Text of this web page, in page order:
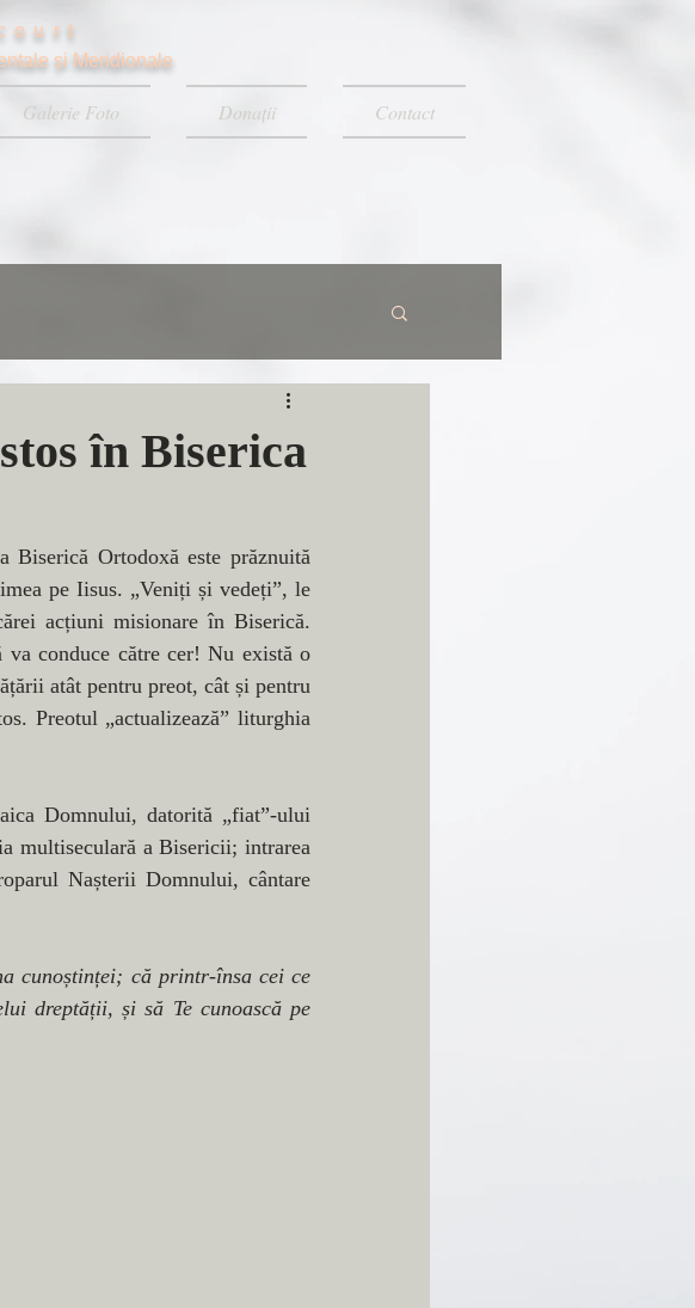
Galerie Foto Donații Contact
și Meridionale
în Biserica
Biserică Ortodoxă este prăznuită
pe Iisus. „Veniți și vedeți”, le
acțiuni misionare în Biserică.
va conduce către cer! Nu există o
atât pentru preot, cât și pentru
Preotul „actualizează” liturghia
Domnului, datorită „fiat”-ului
multiseculară a Bisericii; intrarea
Nașterii Domnului, cântare
cunoștinței; că printr-însa cei ce
dreptății, și să Te cunoască pe